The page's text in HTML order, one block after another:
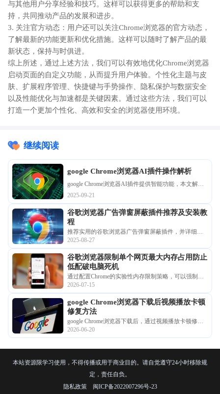
与其他用户分享经验和技巧。这样可以获得更多的帮助和支
持，共同推动产品的发展和进步。
3. 关注官方动态：用户还可以关注Chrome浏览器的官方动态，
了解最新的功能更新和优化措施。这样可以随时了解产品的最
新状态，保持与时俱进。
综上所述，通过上述方法，我们可以有效地优化Chrome浏览器
启动页面的自定义功能，从而提升用户体验。个性化主题与皮
肤、扩展程序管理、快捷键与手势操作、隐私保护与数据安全
以及性能优化与加速都是关键因素。通过这些方法，我们可以
打造一个更加个性化、高效和安全的浏览器使用环境。
继续阅读
google Chrome浏览器AI插件操作解析
google Chrome浏览器AI插件提供智能功能，本文解析
操作方法并分享使用技巧，帮助用户快速掌握插件功
能，提高浏览效率和操作便捷性。
2025-09-21
谷歌浏览器广告弹窗屏蔽插件推荐及安装教
程
推荐实用的谷歌浏览器广告弹窗屏蔽插件，并详细介
绍安装及配置步骤，帮助用户有效屏蔽烦人广告，营
2025-08-27
谷歌浏览器限制单个网页最大内存占用防止
低配破电脑死机
通过配置Chrome的实验性内存限制策略，可以强制单
一标签页的内存峰值，防止单个复杂页面由于脚本异
2026-07-15
google Chrome浏览器下载后视频播放卡顿
修复方法
google Chrome浏览器下载后，通过视频播放卡顿修复
方法提升网页视频播放流畅度，改善观看体验，确保
2026-06-20
本站资源限学习使用，不得传播或用于商业目的。请自觉遵守24小时移除规
定，责任自负。
隐私政策
闽ICP备2022007296号-23